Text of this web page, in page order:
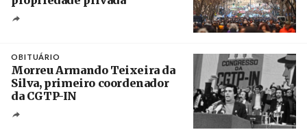
OBITUÁRIO
Morreu Armando Teixeira da
Silva, primeiro coordenador
da CGTP-IN